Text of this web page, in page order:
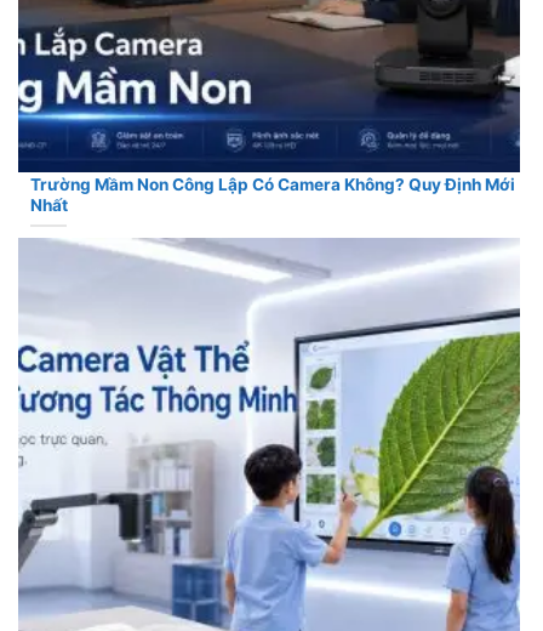
Trường Mầm Non Công Lập Có Camera Không? Quy Định Mới
Nhất